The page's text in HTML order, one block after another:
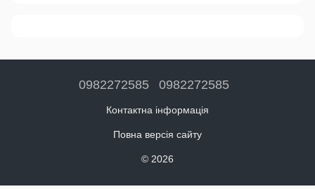
0982272585 0982272585
Контактна інформація
Повна версія сайту
© 2026